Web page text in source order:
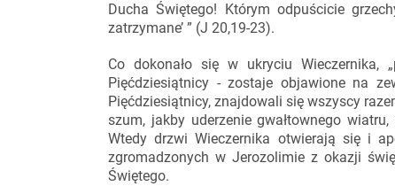
Ducha Świętego! Którym odpuścicie
zatrzymane’ ” (J 20,19-23).
Co dokonało się w ukryciu Wieczernika,
Pięćdziesiątnicy - zostaje objawione na
Pięćdziesiątnicy, znajdowali się wszyscy
szum, jakby uderzenie gwałtownego
Wtedy drzwi Wieczernika otwierają się i
zgromadzonych w Jerozolimie z okazji
Świętego.